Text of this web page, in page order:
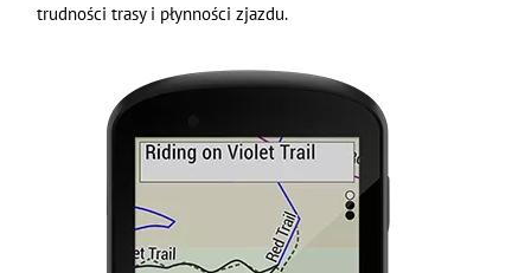
trudności trasy i płynności zjazdu.